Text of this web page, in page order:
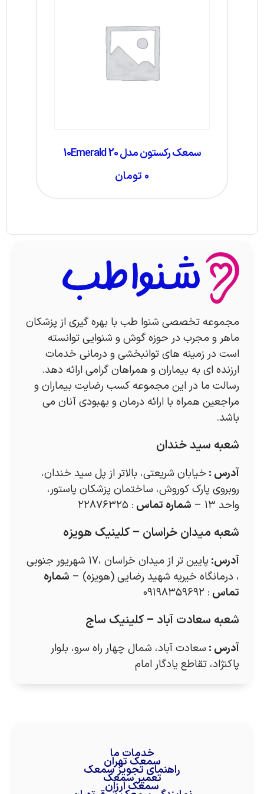
سمعک رکستون مدل 10Emerald 20
۰ تومان
مجموعه تخصصی شنوا طب با بهره گیری از پزشکان
ماهر و مجرب در حوزه گوش و شنوایی توانسته
است در زمینه های توانبخشی و درمانی خدمات
ارزنده ای به بیماران و همراهان گرامی ارائه دهد.
رسالت ما در این مجموعه کسب رضایت بیماران و
مراجعین همراه با ارائه درمان و بهبودی آنان می
باشد.
شعبه سید خندان
آدرس : خیابان شریعتی، بالاتر از پل سید خندان،
روبروی پارک کوروش، ساختمان پزشکان پاستور،
واحد ۱۳ –
شماره تماس : ۲۲۸۷۶۳۲۵
شعبه میدان خراسان – کلینیک هویزه
آدرس:
پایین تر از میدان خراسان ،۱۷ شهریور جنوبی
، درمانگاه خیریه شهید رضایی (هویزه) – شماره
تماس : ۰۹۱۹۸۳۵۹۶۹۲
شعبه سعادت آباد – کلینیک ساج
آدرس : سعادت آباد، شمال چهار راه سرو، بلوار
پاکنژاد، تقاطع یادگار امام
خدمات ما
سمعک تهران
راهنمای تجویز سمعک
تعمیر سمعک
سمعک ارزان